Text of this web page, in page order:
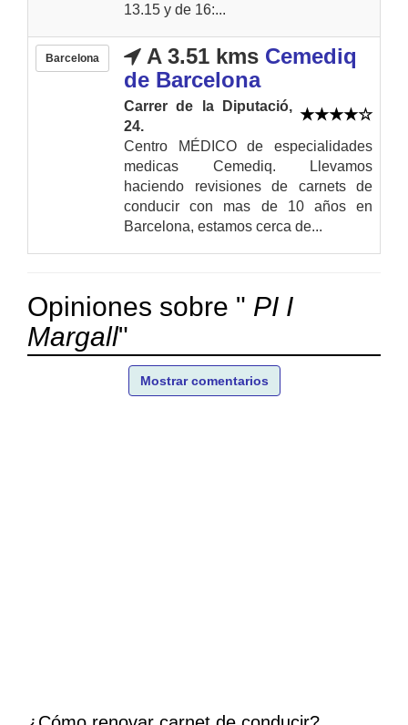
13.15 y de 16:...
Barcelona A 3.51 kms Cemediq
de Barcelona
Carrer de la Diputació,
24.
Centro MÉDICO de especialidades
medicas Cemediq. Llevamos
haciendo revisiones de carnets de
conducir con mas de 10 años en
Barcelona, estamos cerca de...
Opiniones sobre " PI I
Margall"
Mostrar comentarios